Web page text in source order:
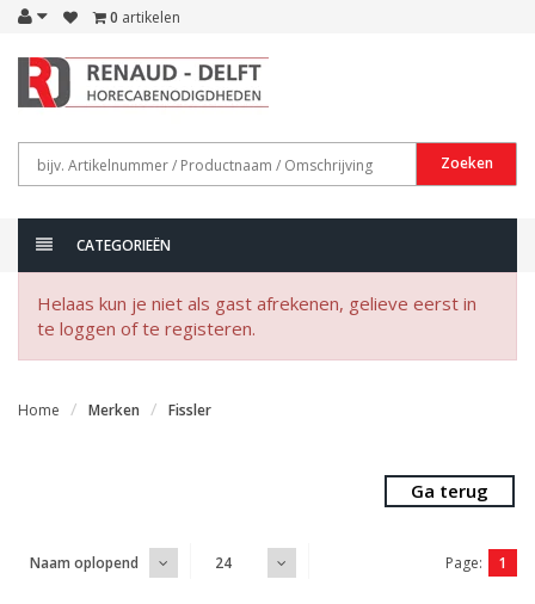
0 artikelen
Zoeken
CATEGORIEËN
Helaas kun je niet als gast afrekenen, gelieve eerst in
te loggen of te registeren.
Home Merken Fissler
Ga terug
Naam oplopend 24 Page: 1